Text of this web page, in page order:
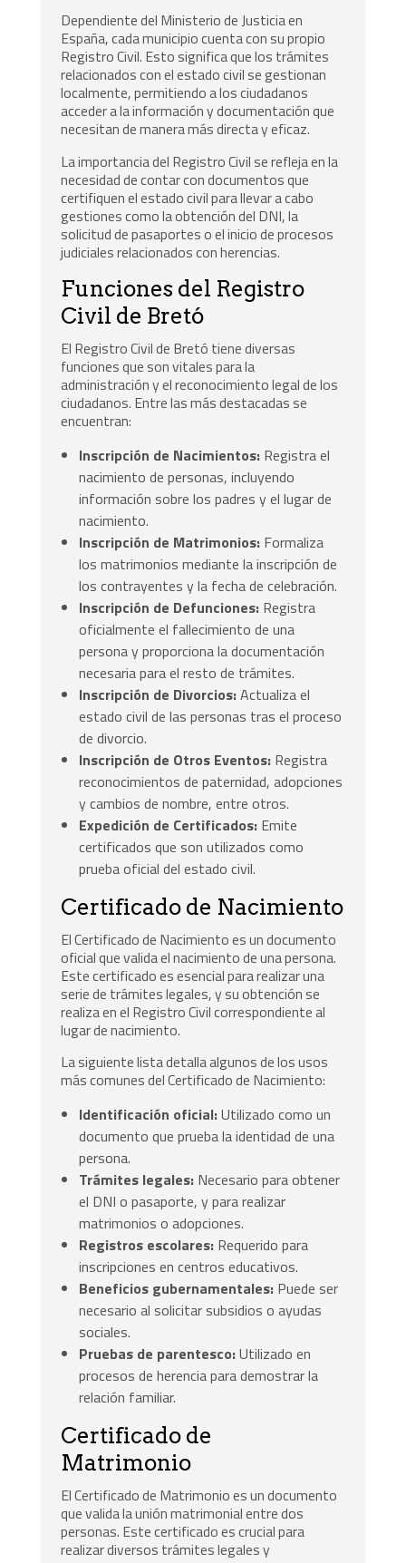
Dependiente del Ministerio de Justicia en
España, cada municipio cuenta con su propio
Registro Civil. Esto significa que los trámites
relacionados con el estado civil se gestionan
localmente, permitiendo a los ciudadanos
acceder a la información y documentación que
necesitan de manera más directa y eficaz.
La importancia del Registro Civil se refleja en la
necesidad de contar con documentos que
certifiquen el estado civil para llevar a cabo
gestiones como la obtención del DNI, la
solicitud de pasaportes o el inicio de procesos
judiciales relacionados con herencias.
Funciones del Registro
Civil de Bretó
El Registro Civil de Bretó tiene diversas
funciones que son vitales para la
administración y el reconocimiento legal de los
ciudadanos. Entre las más destacadas se
encuentran:
Inscripción de Nacimientos: Registra el
nacimiento de personas, incluyendo
información sobre los padres y el lugar de
nacimiento.
Inscripción de Matrimonios: Formaliza
los matrimonios mediante la inscripción de
los contrayentes y la fecha de celebración.
Inscripción de Defunciones: Registra
oficialmente el fallecimiento de una
persona y proporciona la documentación
necesaria para el resto de trámites.
Inscripción de Divorcios:Actualiza el
estado civil de las personas tras el proceso
de divorcio.
Inscripción de Otros Eventos: Registra
reconocimientos de paternidad, adopciones
y cambios de nombre, entre otros.
Expedición de Certificados: Emite
certificados que son utilizados como
prueba oficial del estado civil.
Certificado de Nacimiento
El Certificado de Nacimiento es un documento
oficial que valida el nacimiento de una persona.
Este certificado es esencial para realizar una
serie de trámites legales, y su obtención se
realiza en el Registro Civil correspondiente al
lugar de nacimiento.
La siguiente lista detalla algunos de los usos
más comunes del Certificado de Nacimiento:
Identificación oficial:Utilizado como un
documento que prueba la identidad de una
persona.
Trámites legales: Necesario para obtener
el DNI o pasaporte, y para realizar
matrimonios o adopciones.
Registros escolares: Requerido para
inscripciones en centros educativos.
Beneficios gubernamentales: Puede ser
necesario al solicitar subsidios o ayudas
sociales.
Pruebas de parentesco:Utilizado en
procesos de herencia para demostrar la
relación familiar.
Certificado de
Matrimonio
El Certificado de Matrimonio es un documento
que valida la unión matrimonial entre dos
personas. Este certificado es crucial para
realizar diversos trámites legales y